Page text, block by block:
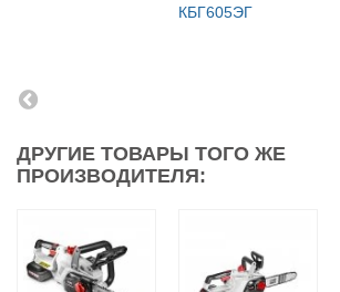
КБГ605ЭГ
ДРУГИЕ ТОВАРЫ ТОГО ЖЕ
ПРОИЗВОДИТЕЛЯ: